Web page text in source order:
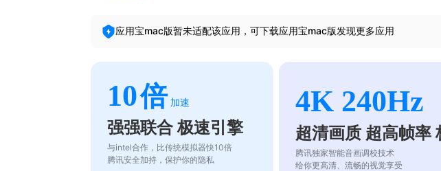
应用宝mac版暂未适配该应用，可下载应用宝mac版发现更多应用
10倍 加速
强强联合 极速引擎
与intel合作，比传统模拟器快10倍
腾讯安全加持，保护你的隐私
4K 240Hz
超清画质 超高帧率
腾讯独家智能音画调校技术
给你更高清、流畅的视觉享受